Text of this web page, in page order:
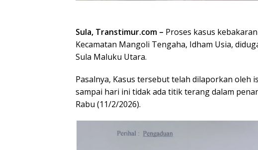
Sula, Transtimur.com – Proses kasus
Kecamatan Mangoli Tengaha, Idham Usia,
Sula Maluku Utara.
Pasalnya, Kasus tersebut telah dilaporkan oleh
sampai hari ini tidak ada titik terang dalam
Rabu (11/2/2026).